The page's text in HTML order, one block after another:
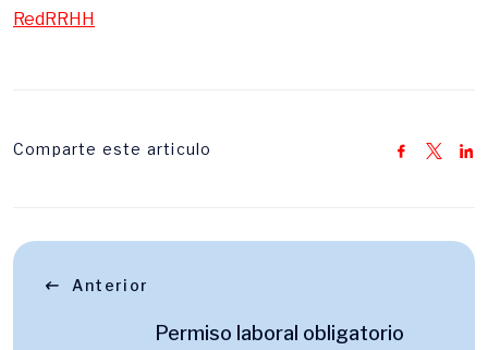
RedRRHH
Comparte este articulo
Anterior
Permiso laboral obligatorio